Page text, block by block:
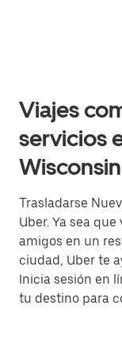
Viajes
servicios
Wisconsin
Trasladarse
Uber. Ya sea
amigos en un
ciudad, Uber te
Inicia sesión en
tu destino para